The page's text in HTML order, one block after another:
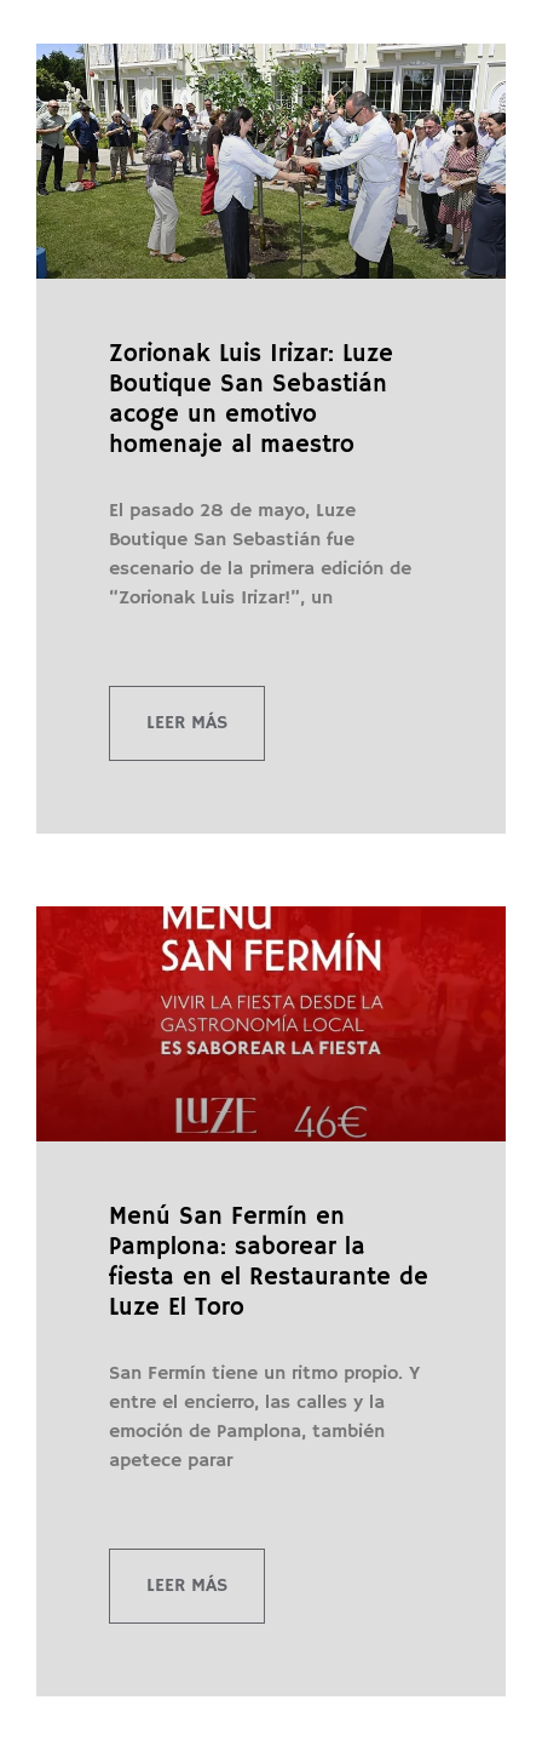
Zorionak Luis Irizar: Luze
Boutique San Sebastián
acoge un emotivo
homenaje al maestro
El pasado 28 de mayo, Luze
Boutique San Sebastián fue
escenario de la primera edición de
“Zorionak Luis Irizar!”, un
LEER MÁS
Menú San Fermín en
Pamplona: saborear la
fiesta en el Restaurante de
Luze El Toro
San Fermín tiene un ritmo propio. Y
entre el encierro, las calles y la
emoción de Pamplona, también
apetece parar
LEER MÁS